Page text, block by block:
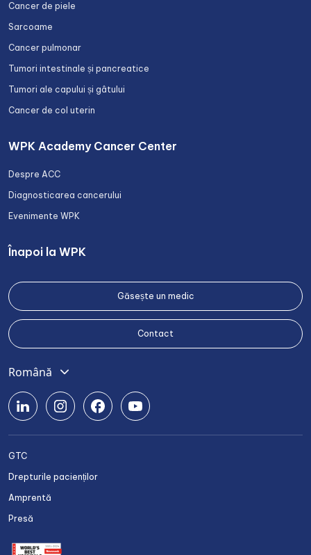
Cancer de piele
Sarcoame
Cancer pulmonar
Tumori intestinale și pancreatice
Tumori ale capului și gâtului
Cancer de col uterin
WPK Academy Cancer Center
Despre ACC
Diagnosticarea cancerului
Evenimente WPK
Înapoi la WPK
Găsește un medic
Contact
Română
English
Deutsch
Srpski
Български
Українська
GTC
Drepturile pacienților
Amprentă
Presă